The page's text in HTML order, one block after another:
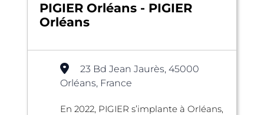
PIGIER Orléans - PIGIER
Orléans
23 Bd Jean Jaurès, 45000
Orléans, France
En 2022, PIGIER s’implante à Orléans,